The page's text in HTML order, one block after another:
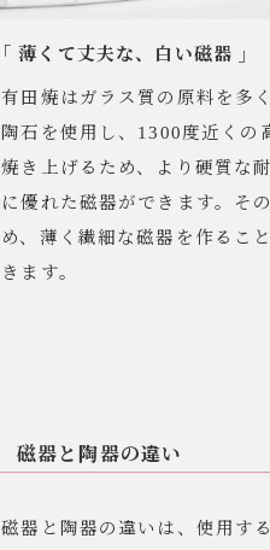
「 薄くて丈夫な、白い磁器 」
有田焼はガラス質の原料を多
陶石を使用し、1300度近くの
焼き上げるため、より硬質な
に優れた磁器ができます。そ
め、薄く繊細な磁器を作るこ
きます。
磁器と陶器の違い
磁器と陶器の違いは、使用す